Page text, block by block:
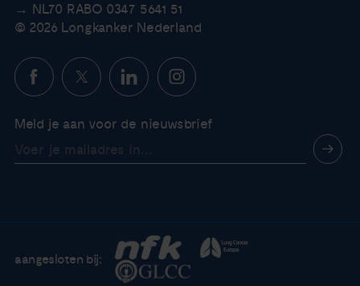
NL70 RABO 0347 5641 51
© 2026 Longkanker Nederland
Meld je aan voor de nieuwsbrief
aangesloten bij: